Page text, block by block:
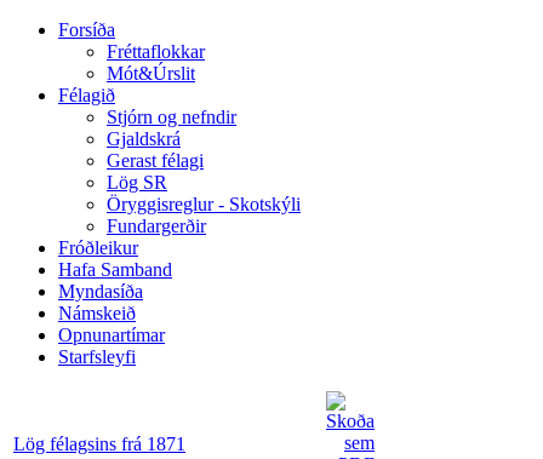
Forsíða
Fréttaflokkar
Mót&Úrslit
Félagið
Stjórn og nefndir
Gjaldskrá
Gerast félagi
Lög SR
Öryggisreglur - Skotskýli
Fundargerðir
Fróðleikur
Hafa Samband
Myndasíða
Námskeið
Opnunartímar
Starfsleyfi
Lög félagsins frá 1871